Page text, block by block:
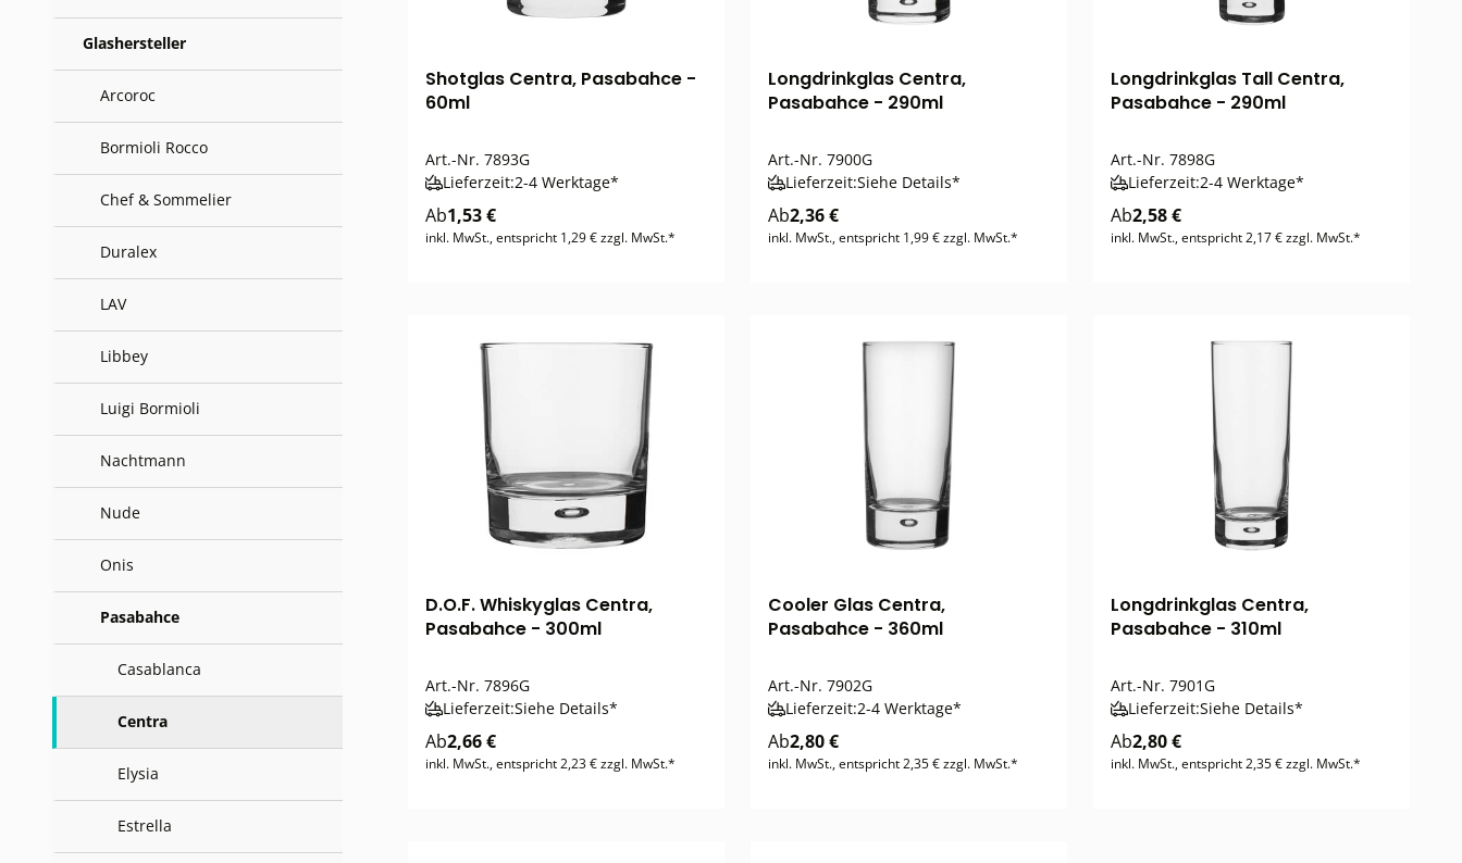
Glashersteller
Arcoroc
Bormioli Rocco
Chef & Sommelier
Duralex
LAV
Libbey
Luigi Bormioli
Nachtmann
Nude
Onis
Pasabahce
Casablanca
Centra
Elysia
Estrella
Shotglas Centra, Pasabahce -
60ml
Art.-Nr. 7893G
Lieferzeit:2-4 Werktage*
Ab1,53 €
inkl. MwSt., entspricht 1,29 € zzgl. MwSt.*
Longdrinkglas Centra,
Pasabahce - 290ml
Art.-Nr. 7900G
Lieferzeit:Siehe Details*
Ab2,36 €
inkl. MwSt., entspricht 1,99 € zzgl. MwSt.*
Longdrinkglas Tall Centra,
Pasabahce - 290ml
Art.-Nr. 7898G
Lieferzeit:2-4 Werktage*
Ab2,58 €
inkl. MwSt., entspricht 2,17 € zzgl. MwSt.*
D.O.F. Whiskyglas Centra,
Pasabahce - 300ml
Art.-Nr. 7896G
Lieferzeit:Siehe Details*
Ab2,66 €
inkl. MwSt., entspricht 2,23 € zzgl. MwSt.*
Cooler Glas Centra,
Pasabahce - 360ml
Art.-Nr. 7902G
Lieferzeit:2-4 Werktage*
Ab2,80 €
inkl. MwSt., entspricht 2,35 € zzgl. MwSt.*
Longdrinkglas Centra,
Pasabahce - 310ml
Art.-Nr. 7901G
Lieferzeit:Siehe Details*
Ab2,80 €
inkl. MwSt., entspricht 2,35 € zzgl. MwSt.*